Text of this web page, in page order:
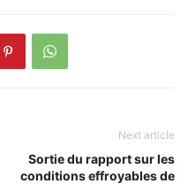
Next article
Sortie du rapport sur les
conditions effroyables de